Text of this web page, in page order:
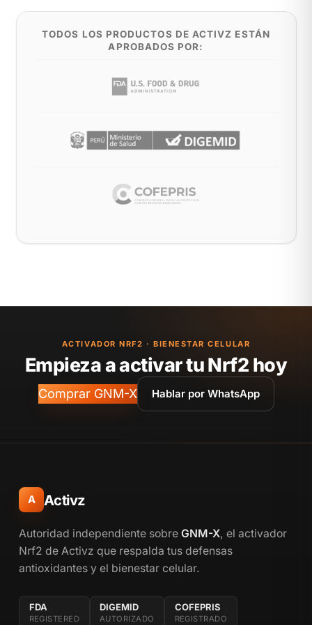
TODOS LOS PRODUCTOS DE ACTIVZ ESTÁN
APROBADOS POR:
ACTIVADOR NRF2 · BIENESTAR CELULAR
Empieza a activar tu Nrf2 hoy
Comprar GNM-X Hablar por WhatsApp
A Activz
Autoridad independiente sobre GNM-X, el activador
Nrf2 de Activz que respalda tus defensas
antioxidantes y el bienestar celular.
FDA
REGISTERED
DIGEMID
AUTORIZADO
COFEPRIS
REGISTRADO